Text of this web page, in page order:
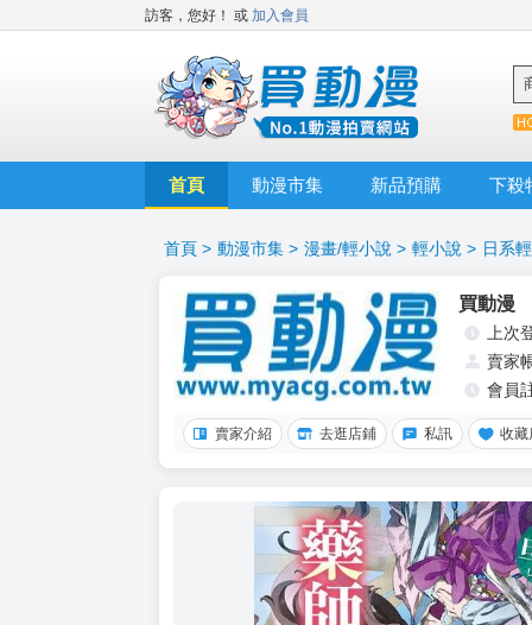
訪客，您好！ 或 加入會員
首頁 動漫市集 新品預購 下殺
首頁 > 動漫市集 > 漫畫/輕小說 > 輕小說 > 日系
買動漫
上次
賣家
會員
賣家介紹 去逛店鋪 私訊 收藏